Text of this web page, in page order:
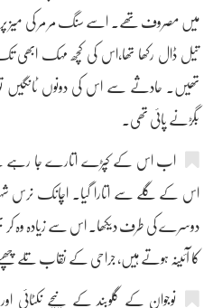
میں مصروف تھے۔ اسے سنگ مر مر کی میز پر
تیل ڈال رکھا تھا،اس کی کچھ مہک ابھی
تھیں۔ حادثے سے اس کی دونوں ٹانگیں
بگڑنے پائی تھی۔
اب اس کے کپڑے اتارے جا رہے
اس کے گلے سے اتارا گیا۔ اچانک
دوسرے کی طرف دیکھا۔ اس سے زیادہ وہ کر
کا آئینہ ہوتے ہیں، جراحی کے نقاب تلے
نوجوان کے گلوبند کے نیچے